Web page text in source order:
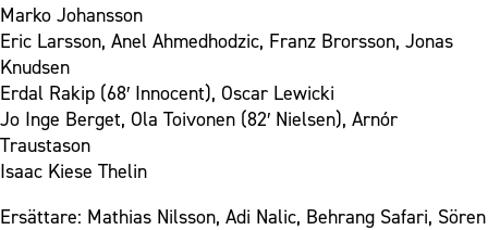
Marko Johansson
Eric Larsson, Anel Ahmedhodzic, Franz Brorsson, Jonas
Knudsen
Erdal Rakip (68′ Innocent), Oscar Lewicki
Jo Inge Berget, Ola Toivonen (82′ Nielsen), Arnór
Traustason
Isaac Kiese Thelin
Ersättare: Mathias Nilsson, Adi Nalic, Behrang Safari, Sören